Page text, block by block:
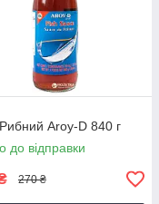
Aroy-D 840 г
до відправки
270 ₴